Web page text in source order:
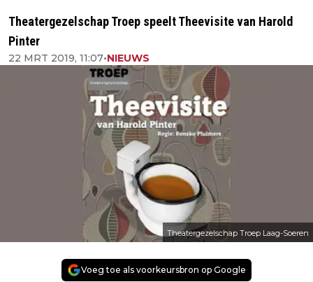
Theatergezelschap Troep speelt Theevisite van Harold
Pinter
22 MRT 2019, 11:07•NIEUWS
Theatergezelschap Troep Laag-Soeren
Voeg toe als voorkeursbron op Google